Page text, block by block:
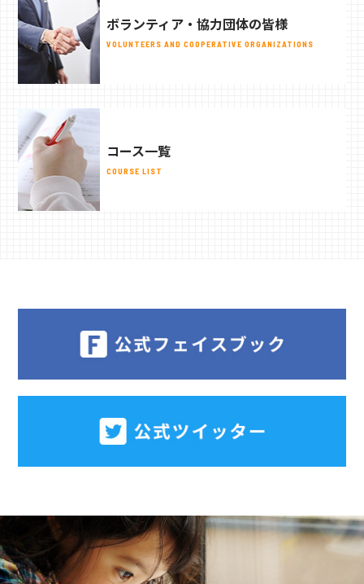
ボランティア・協力団体の皆様
VOLUNTEERS AND COOPERATIVE ORGANIZATIONS
コース一覧
COURSE LIST